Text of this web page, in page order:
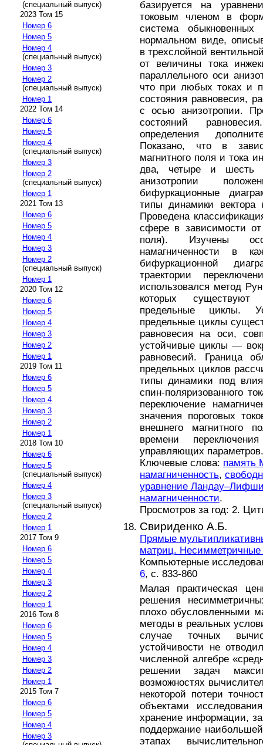
(специальный выпуск)
2023 Том 15
Номер 6
Номер 5
Номер 4
(специальный выпуск)
Номер 3
Номер 2
(специальный выпуск)
Номер 1
2022 Том 14
Номер 6
Номер 5
Номер 4
(специальный выпуск)
Номер 3
Номер 2
(специальный выпуск)
Номер 1
2021 Том 13
Номер 6
Номер 5
Номер 4
Номер 3
Номер 2
(специальный выпуск)
Номер 1
2020 Том 12
Номер 6
Номер 5
Номер 4
Номер 3
Номер 2
Номер 1
2019 Том 11
Номер 6
Номер 5
Номер 4
Номер 3
Номер 2
Номер 1
2018 Том 10
Номер 6
Номер 5
(специальный выпуск)
Номер 4
Номер 3
(специальный выпуск)
Номер 2
Номер 1
2017 Том 9
Номер 6
Номер 5
Номер 4
Номер 3
Номер 2
Номер 1
2016 Том 8
Номер 6
Номер 5
Номер 4
Номер 3
Номер 2
Номер 1
2015 Том 7
Номер 6
Номер 5
Номер 4
Номер 3
базируется на
токовым членом в
система
нормальном виде,
в трехслойной
от величины тока
параллельного оси
что при любых токах и
состояния равновесия,
с осью анизотропии.
состояний
определения
Показано, что в
магнитного поля и тока
два, четыре и шесть
анизотропии
бифуркационные
типы динамики вектора
Проведена
сфере в зависимости
поля). Изучены
намагниченности в
бифуркационной
траектории
использовался метод
которых
предельные циклы.
предельные циклы
равновесия на оси,
устойчивые циклы —
равновесий. Граница
предельных циклов
типы динамики под
спин-поляризованного
переключение
значения пороговых
внешнего магнитного
времени
управляющих параметров.
Ключевые слова: память
намагниченность,
уравнение
намагниченности.
Просмотров за год: 2.
Свириденко А.Б.
Прямые
матриц.
Компьютерные
6, с. 833-860
Малая практическая
решения
плохо обусловленными
методы в реальных
случае точных
устойчивости не
численной алгебре
решении задач
возможностях
некоторой потери
объектами
хранение информации,
поддержание
этапах